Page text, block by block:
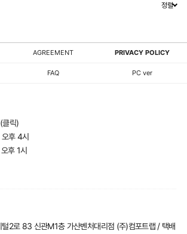
정렬
AGREEMENT PRIVACY POLICY
FAQ PC ver
클릭)
후 4시
후 1시
털2로 83 신관M1층 가산벤처대리점 (주)컴포트랩 / 택배